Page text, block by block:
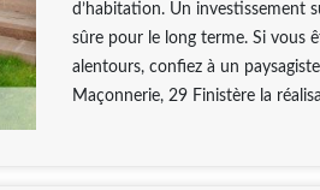
d’habitation. Un investissement
sûre pour le long terme. Si vous
alentours, confiez à un
Maçonnerie, 29 Finistère la